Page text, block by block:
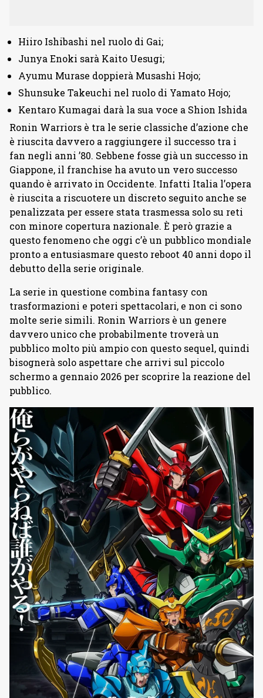
Hiiro Ishibashi nel ruolo di Gai;
Junya Enoki sarà Kaito Uesugi;
Ayumu Murase doppierà Musashi Hojo;
Shunsuke Takeuchi nel ruolo di Yamato Hojo;
Kentaro Kumagai darà la sua voce a Shion Ishida
Ronin Warriors è tra le serie classiche d’azione che
è riuscita davvero a raggiungere il successo tra i
fan negli anni ’80. Sebbene fosse già un successo in
Giappone, il franchise ha avuto un vero successo
quando è arrivato in Occidente. Infatti Italia l’opera
è riuscita a riscuotere un discreto seguito anche se
penalizzata per essere stata trasmessa solo su reti
con minore copertura nazionale. È però grazie a
questo fenomeno che oggi c’è un pubblico mondiale
pronto a entusiasmare questo reboot 40 anni dopo il
debutto della serie originale.
La serie in questione combina fantasy con
trasformazioni e poteri spettacolari, e non ci sono
molte serie simili. Ronin Warriors è un genere
davvero unico che probabilmente troverà un
pubblico molto più ampio con questo sequel, quindi
bisognerà solo aspettare che arrivi sul piccolo
schermo a gennaio 2026 per scoprire la reazione del
pubblico.